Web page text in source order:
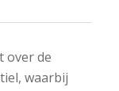
over de
waarbij